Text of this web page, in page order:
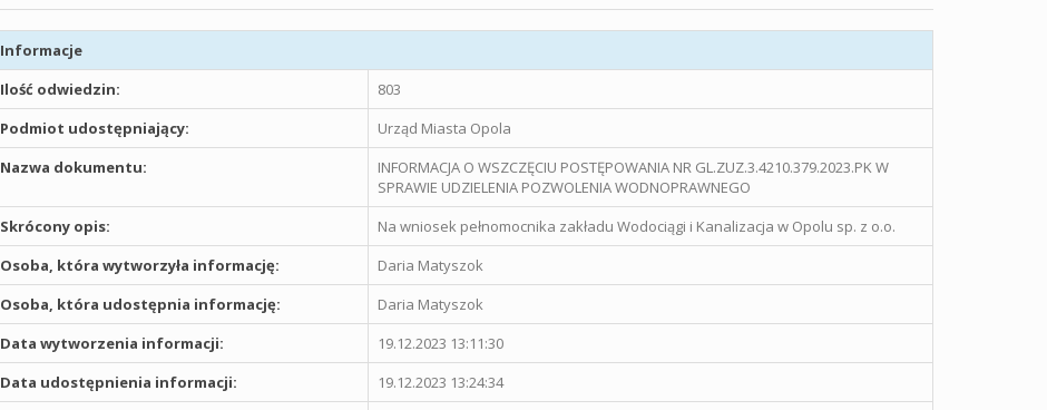
Informacje
Ilość odwiedzin:
803
Podmiot udostępniający:
Urząd Miasta Opola
Nazwa dokumentu:
INFORMACJA O WSZCZĘCIU POSTĘPOWANIA NR GL.ZUZ.3.4210.379.2023.PK W
SPRAWIE UDZIELENIA POZWOLENIA WODNOPRAWNEGO
Skrócony opis:
Na wniosek pełnomocnika zakładu Wodociągi i Kanalizacja w Opolu sp. z o.o.
Osoba, która wytworzyła informację:
Daria Matyszok
Osoba, która udostępnia informację:
Daria Matyszok
Data wytworzenia informacji:
19.12.2023 13:11:30
Data udostępnienia informacji:
19.12.2023 13:24:34